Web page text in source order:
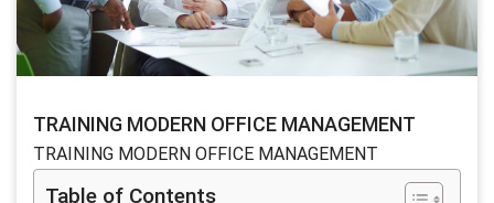
TRAINING MODERN OFFICE MANAGEMENT
TRAINING MODERN OFFICE MANAGEMENT
Table of Contents